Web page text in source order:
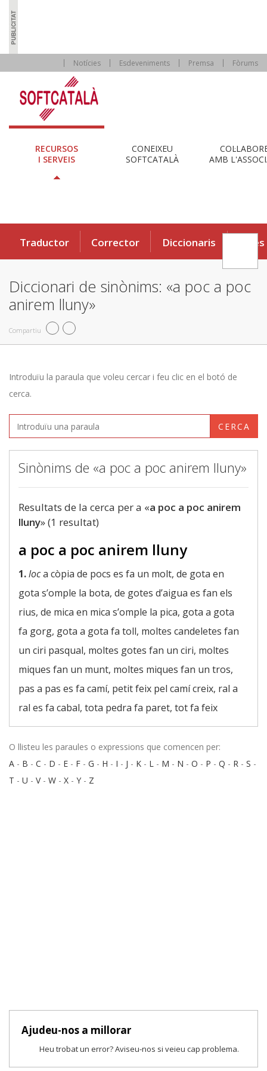
Notícies Esdeveniments Premsa Fòrums
RECURSOS
I SERVEIS
CONEIXEU
SOFTCATALÀ
AMB
Traductor Corrector Diccionaris Eines
Diccionari de sinònims: «a poc a poc
anirem lluny»
Compartiu
Introduïu la paraula que voleu cercar i feu clic en el botó de
cerca.
CERCA
Sinònims de «a poc a poc anirem lluny»
Resultats de la cerca per a «a poc a poc anirem
lluny» (1 resultat)
a poc a poc anirem lluny
1.loca còpia de pocs es fa un molt, de gota en
gota s’omple la bota, de gotes d’aigua es fan els
rius, de mica en mica s’omple la pica, gota a gota
fa gorg, gota a gota fa toll, moltes candeletes fan
un ciri pasqual, moltes gotes fan un ciri, moltes
miques fan un munt, moltes miques fan un tros,
pas a pas es fa camí, petit feix pel camí creix, ral a
ral es fa cabal, tota pedra fa paret, tot fa feix
O llisteu les paraules o expressions que comencen per:
A - B - C - D - E - F - G - H - I - J - K - L - M - N - O - P - Q - R - S -
T - U - V- W - X - Y - Z
Ajudeu-nos a millorar
Heu trobat un error? Aviseu-nos si veieu cap problema.